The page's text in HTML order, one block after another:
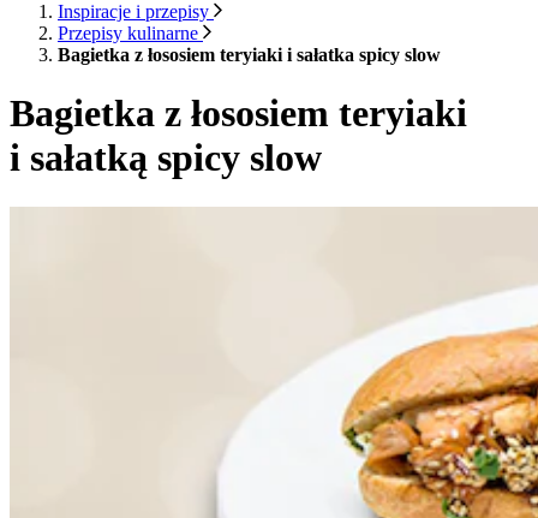
Inspiracje i przepisy
Przepisy kulinarne
Bagietka z łososiem teryiaki i sałatka spicy slow
Bagietka z łososiem teryiaki
i sałatką spicy slow